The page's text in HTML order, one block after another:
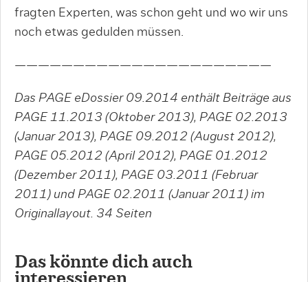
fragten Experten, was schon geht und wo wir uns
noch etwas gedulden müssen.
——————————————————————
Das PAGE eDossier 09.2014 enthält Beiträge aus
PAGE 11.2013 (Oktober 2013), PAGE 02.2013
(Januar 2013), PAGE 09.2012 (August 2012),
PAGE 05.2012 (April 2012), PAGE 01.2012
(Dezember 2011), PAGE 03.2011 (Februar
2011) und PAGE 02.2011 (Januar 2011) im
Originallayout. 34 Seiten
Das könnte dich auch